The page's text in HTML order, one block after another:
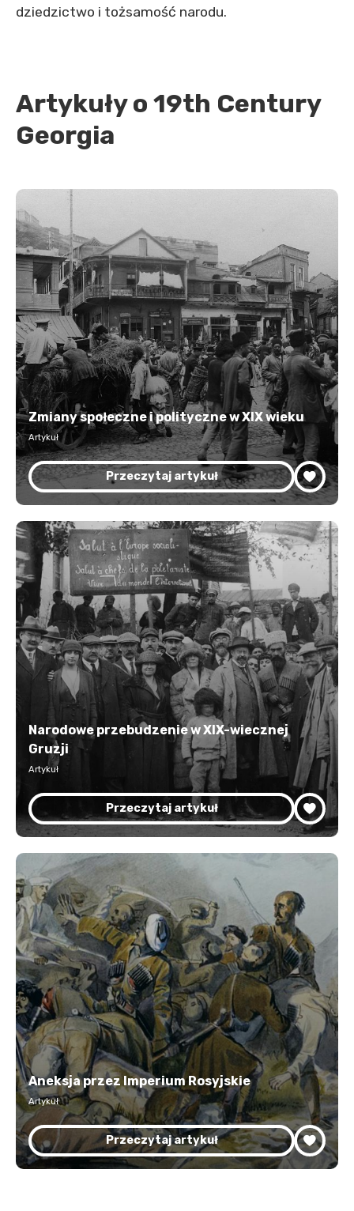
dziedzictwo i tożsamość narodu.
Artykuły o 19th Century
Georgia
Zmiany społeczne i polityczne w XIX wieku
Artykuł
Przeczytaj artykuł
Narodowe przebudzenie w XIX-wiecznej
Gruzji
Artykuł
Przeczytaj artykuł
Aneksja przez Imperium Rosyjskie
Artykuł
Przeczytaj artykuł